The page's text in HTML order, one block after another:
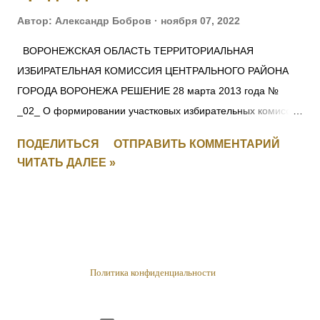
Автор: Александр Бобров ноября 07, 2022
ВОРОНЕЖСКАЯ ОБЛАСТЬ ТЕРРИТОРИАЛЬНАЯ
ИЗБИРАТЕЛЬНАЯ КОМИССИЯ ЦЕНТРАЛЬНОГО РАЙОНА
ГОРОДА ВОРОНЕЖА РЕШЕНИЕ 28 марта 2013 года №
_02_ О формировании участковых избирательных комиссий
района города Воронежа и назначении их председателей
Рассмотрев предложения по кандидатурам для назначения
референдуме граждан Российской Федерации»,
ПОДЕЛИТЬСЯ
ОТПРАВИТЬ КОММЕНТАРИЙ
ЧИТАТЬ ДАЛЕЕ »
Политика конфиденциальности